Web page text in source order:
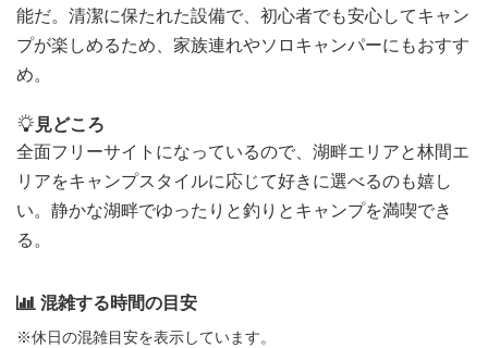
能だ。清潔に保たれた設備で、初心者でも安心してキャン
プが楽しめるため、家族連れやソロキャンパーにもおすす
め。
見どころ
全面フリーサイトになっているので、湖畔エリアと林間エ
リアをキャンプスタイルに応じて好きに選べるのも嬉し
い。静かな湖畔でゆったりと釣りとキャンプを満喫でき
る。
混雑する時間の目安
※休日の混雑目安を表示しています。